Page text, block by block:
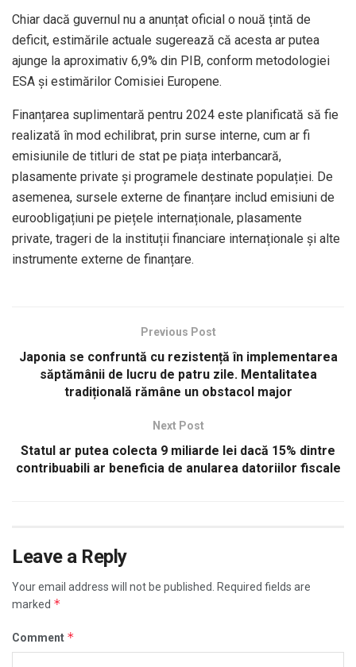
Chiar dacă guvernul nu a anunțat oficial o nouă țintă de
deficit, estimările actuale sugerează că acesta ar putea
ajunge la aproximativ 6,9% din PIB, conform metodologiei
ESA și estimărilor Comisiei Europene.
Finanțarea suplimentară pentru 2024 este planificată să fie
realizată în mod echilibrat, prin surse interne, cum ar fi
emisiunile de titluri de stat pe piața interbancară,
plasamente private și programele destinate populației. De
asemenea, sursele externe de finanțare includ emisiuni de
euroobligațiuni pe piețele internaționale, plasamente
private, trageri de la instituții financiare internaționale și alte
instrumente externe de finanțare.
Previous Post
Japonia se confruntă cu rezistență în implementarea
săptămânii de lucru de patru zile. Mentalitatea
tradițională rămâne un obstacol major
Next Post
Statul ar putea colecta 9 miliarde lei dacă 15% dintre
contribuabili ar beneficia de anularea datoriilor fiscale
Leave a Reply
Your email address will not be published.
Required fields are
marked *
Comment *